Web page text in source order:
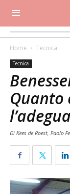
Home Tecnica
Tecnica
Quanto
Di Kees de Roest, Paolo